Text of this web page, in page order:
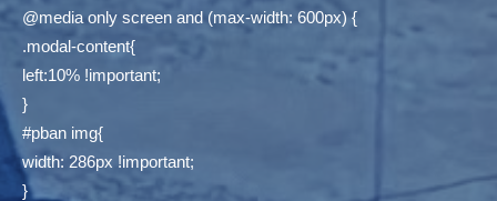
@media only screen and (max-width: 600px) {
.modal-content{
left:10% !important;
}
#pban img{
width: 286px !important;
}